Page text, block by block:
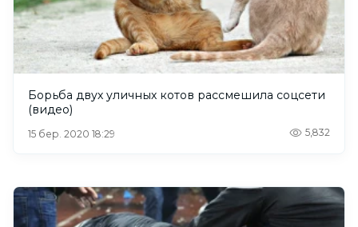
Борьба двух уличных котов рассмешила соцсети
(видео)
15 бер. 2020 18:29 5,832